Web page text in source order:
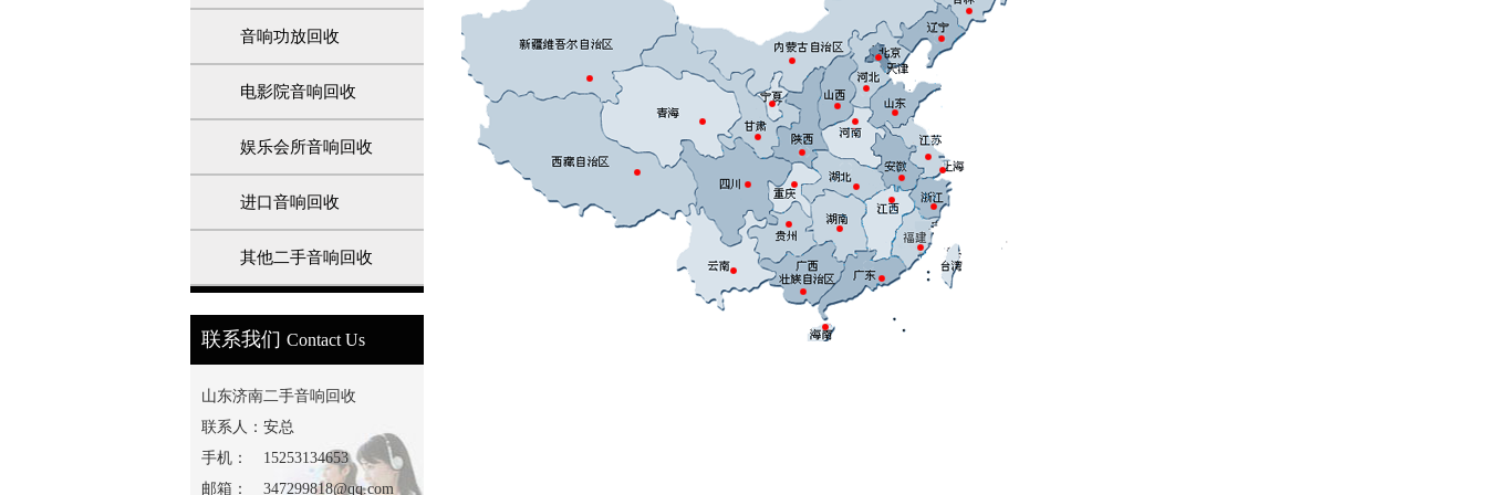
音响功放回收
电影院音响回收
娱乐会所音响回收
进口音响回收
其他二手音响回收
联系我们 Contact Us
山东济南二手音响回收
联系人：
手机：
邮箱：
安总
15253134653
347299818@qq.com